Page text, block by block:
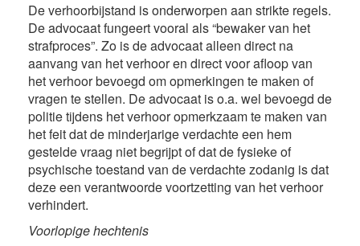
De verhoorbijstand is onderworpen aan strikte regels.
De advocaat fungeert vooral als “bewaker van het
strafproces”. Zo is de advocaat alleen direct na
aanvang van het verhoor en direct voor afloop van
het verhoor bevoegd om opmerkingen te maken of
vragen te stellen. De advocaat is o.a. wel bevoegd de
politie tijdens het verhoor opmerkzaam te maken van
het feit dat de minderjarige verdachte een hem
gestelde vraag niet begrijpt of dat de fysieke of
psychische toestand van de verdachte zodanig is dat
deze een verantwoorde voortzetting van het verhoor
verhindert.
Voorlopige hechtenis